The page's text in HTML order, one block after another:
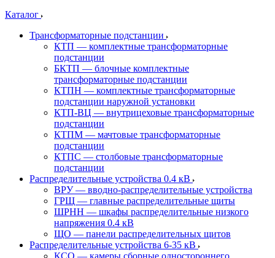
Каталог
Трансформаторные подстанции
КТП — комплектные трансформаторные
подстанции
БКТП — блочные комплектные
трансформаторные подстанции
КТПН — комплектные трансформаторные
подстанции наружной установки
КТП-ВЦ — внутрицеховые трансформаторные
подстанции
КТПМ — мачтовые трансформаторные
подстанции
КТПС — столбовые трансформаторные
подстанции
Распределительные устройства 0.4 кВ
ВРУ — вводно-распределительные устройства
ГРЩ — главные распределительные щиты
ШРНН — шкафы распределительные низкого
напряжения 0.4 кВ
ЩО — панели распределительных щитов
Распределительные устройства 6-35 кВ
КСО — камеры сборные одностороннего